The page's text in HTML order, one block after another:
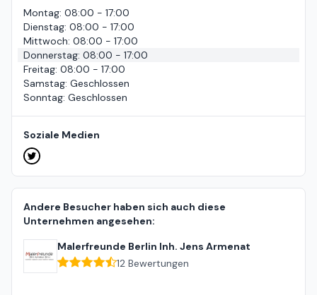
Montag: 08:00 - 17:00
Dienstag: 08:00 - 17:00
Mittwoch: 08:00 - 17:00
Donnerstag: 08:00 - 17:00
Freitag: 08:00 - 17:00
Samstag: Geschlossen
Sonntag: Geschlossen
Soziale Medien
Andere Besucher haben sich auch diese
Unternehmen angesehen:
Malerfreunde Berlin Inh. Jens Armenat
12 Bewertungen